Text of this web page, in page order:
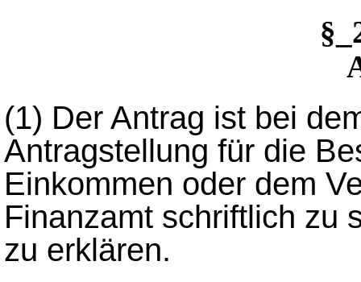
(1) Der Antrag ist bei
Antragstellung für die
Einkommen oder dem
Finanzamt schriftlich zu
zu erklären.